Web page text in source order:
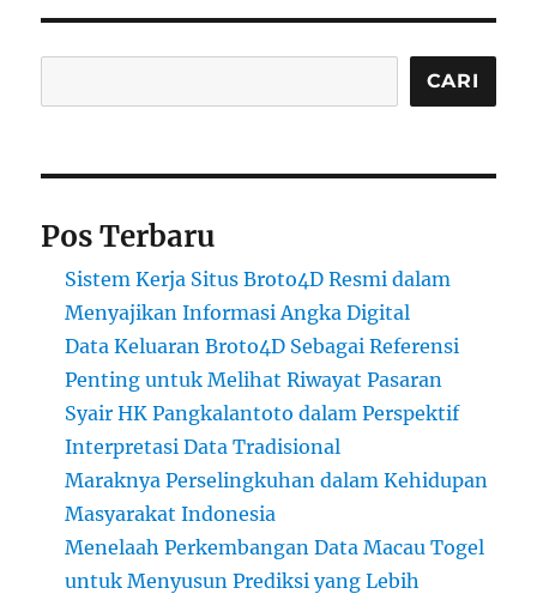
CARI
Pos Terbaru
Sistem Kerja Situs Broto4D Resmi dalam
Menyajikan Informasi Angka Digital
Data Keluaran Broto4D Sebagai Referensi
Penting untuk Melihat Riwayat Pasaran
Syair HK Pangkalantoto dalam Perspektif
Interpretasi Data Tradisional
Maraknya Perselingkuhan dalam Kehidupan
Masyarakat Indonesia
Menelaah Perkembangan Data Macau Togel
untuk Menyusun Prediksi yang Lebih